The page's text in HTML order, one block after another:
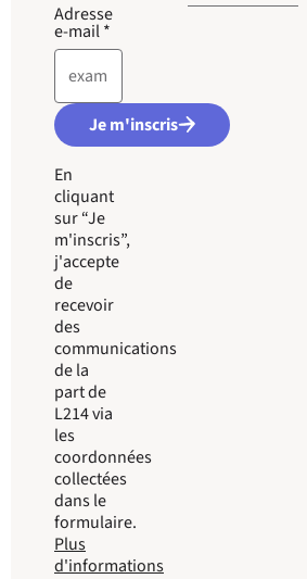
Adresse
e-mail*
Je m'inscris
En
cliquant
sur “Je
m'inscris”,
j'accepte
de
recevoir
des
communications
de la
part de
L214 via
les
coordonnées
collectées
dans le
formulaire.
Plus
d'informations